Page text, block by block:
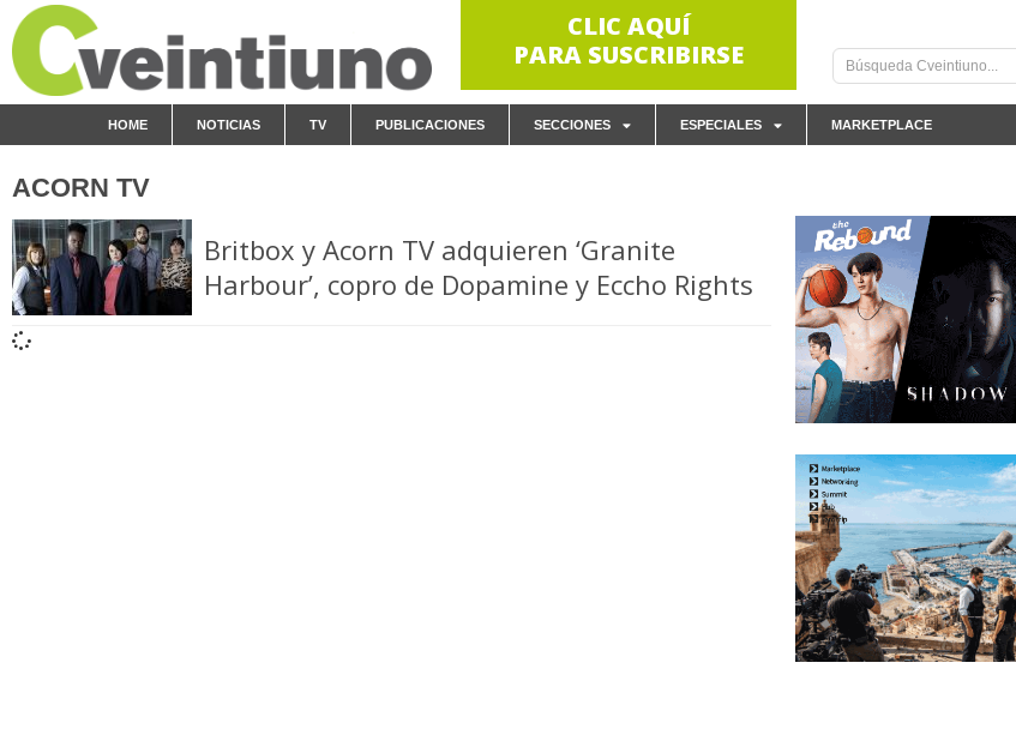
CLIC AQUÍ
PARA SUSCRIBIRSE
HOME NOTICIAS TV PUBLICACIONES SECCIONES ESPECIALES MARKETPLACE
ACORN TV
Britbox y Acorn TV adquieren ‘Granite
Harbour’, copro de Dopamine y Eccho Rights